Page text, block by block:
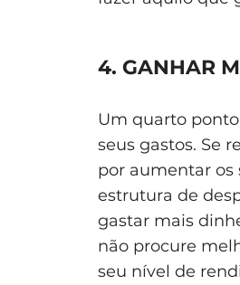
4. GANHAR
Um quarto
seus gastos. Se
por aumentar os
estrutura de
gastar mais
não procure
seu nível de